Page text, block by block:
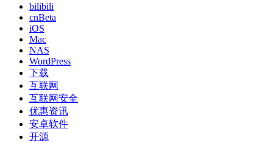
bilibili
cnBeta
iOS
Mac
NAS
WordPress
下载
互联网
互联网安全
优惠资讯
安卓软件
开源